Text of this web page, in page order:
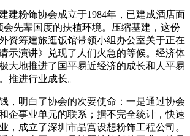
粉饰协会成立于1984年，已建成酒店面
会先辈国度的扶植环境。压缩基建，这份
资筹建旅逛饭馆带领小组办公室关于正在
示演讲》兑现了人们火急的等候。经济体
大地推进了国平易近经济的成长和人平易
推进行业成长。
明白了协会的次要使命：一是通过协会
企事业单元的联系；据不完全统计，快速
，成立了深圳市晶宫设想粉饰工程公司。